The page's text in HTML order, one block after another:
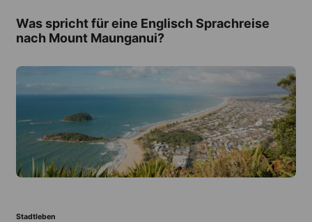
Was spricht für eine Englisch Sprachreise
nach Mount Maunganui?
Stadtleben